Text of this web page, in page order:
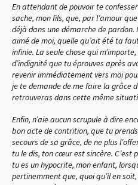
En attendant de pouvoir te
sache, mon fils, que, par l’amour
déjà dans une démarche de
aimé de moi, quelle qu’ait été ta
infinie. La seule chose qui
d’indignité que tu éprouves après
revenir immédiatement vers moi
je te demande de me faire la grâce
retrouveras dans cette même
Enfin, n’aie aucun scrupule à dire
bon acte de contrition, que tu
secours de sa grâce, de ne plus
tu le dis, ton cœur est sincère. C’est
tu es un hypocrite, mon enfant,
pertinemment que, quoi qu’il en